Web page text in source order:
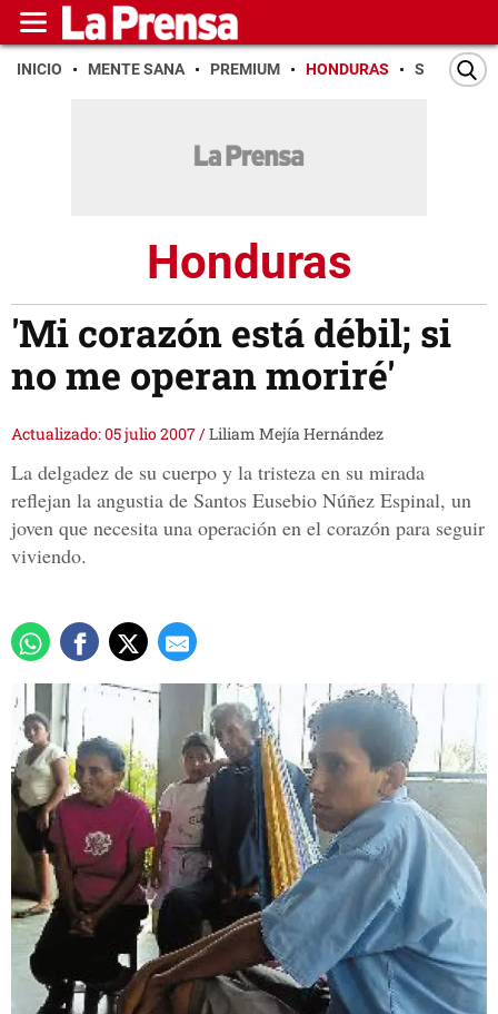
INICIO MENTE SANA PREMIUM HONDURAS SAN PEDRO
Honduras
'Mi corazón está débil; si
no me operan moriré'
Actualizado: 05 julio 2007/Liliam Mejía Hernández
La delgadez de su cuerpo y la tristeza en su mirada
reflejan la angustia de Santos Eusebio Núñez Espinal, un
joven que necesita una operación en el corazón para seguir
viviendo.